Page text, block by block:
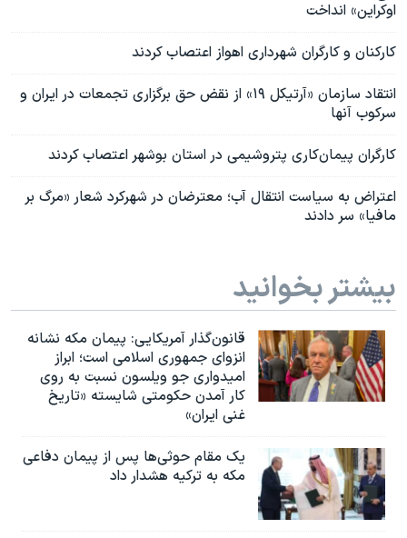
اوکراین» انداخت
کارکنان و کارگران شهرداری اهواز اعتصاب کردند
انتقاد سازمان «آرتیکل ۱۹» از نقض حق برگزاری تجمعات در ایران و
سرکوب آنها
کارگران پیمان‌کاری پتروشیمی در استان بوشهر اعتصاب کردند
اعتراض به سیاست انتقال آب؛ معترضان در شهرکرد شعار «مرگ بر
مافیا» سر دادند
بیشتر بخوانید
قانون‌گذار آمریکایی: پیمان مکه نشانه
انزوای جمهوری اسلامی است؛ ابراز
امیدواری جو ویلسون نسبت به روی
کار آمدن حکومتی شایسته «تاریخ
غنی ایران»
یک مقام حوثی‌ها پس از پیمان دفاعی
مکه به ترکیه هشدار داد